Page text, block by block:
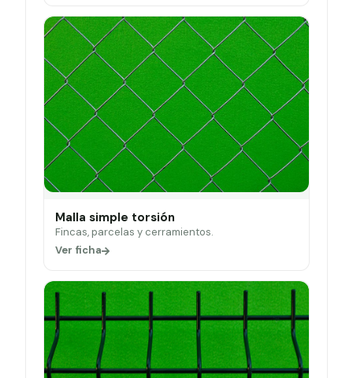
Malla simple torsión
Fincas, parcelas y cerramientos.
Ver ficha